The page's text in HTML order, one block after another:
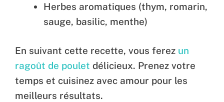
Herbes aromatiques (thym, romarin,
sauge, basilic, menthe)
En suivant cette recette, vous ferez un
ragoût de poulet délicieux. Prenez votre
temps et cuisinez avec amour pour les
meilleurs résultats.